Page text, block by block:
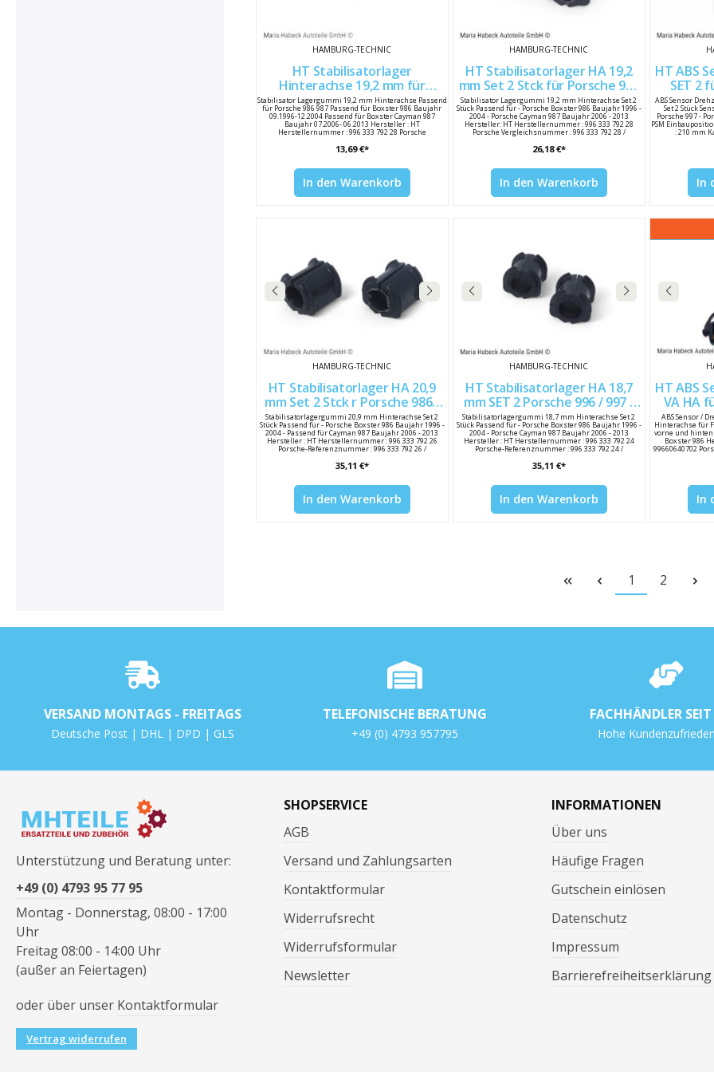
HAMBURG-TECHNIC
HT Stabilisatorlager
Hinterachse 19,2 mm für
Porsche 986 / 987 99633379228
Stabilisator Lagergummi 19,2 mm Hinterachse Passend
für Porsche 986 987 Passend für Boxster 986 Baujahr
09.1996-12.2004 Passend für Boxster Cayman 987
Baujahr 07.2006- 06.2013 Hersteller : HT
Herstellernummer : 996 333 792 28 Porsche
13,69 €*
In den Warenkorb
HAMBURG-TECHNIC
HT Stabilisatorlager HA 19,2
mm Set 2 Stck für Porsche 986
/ 987 99633379228
Stabilisator Lagergummi 19,2 mm Hinterachse Set 2
Stück Passend für - Porsche Boxster 986 Baujahr 1996 -
2004 - Porsche Cayman 987 Baujahr 2006 - 2013
Hersteller: HT Herstellernummer : 996 333 792 28
Porsche Vergleichsnummer : 996 333 792 28 /
26,18 €*
In den Warenkorb
HT ABS
SET 2 für Porsche 996 997
ABS Sensor
Set 2 Stück
Porsche 997 -
PSM
: 210 mm
In
HAMBURG-TECHNIC
HT Stabilisatorlager HA 20,9
mm Set 2 Stck r Porsche 986 /
987 99633379226
Stabilisatorlagergummi 20,9 mm Hinterachse Set 2
Stück Passend für - Porsche Boxster 986 Baujahr 1996 -
2004 - Passend für Cayman 987 Baujahr 2006 - 2013
Hersteller : HT Herstellernummer : 996 333 792 26
Porsche-Referenznummer : 996 333 792 26 /
35,11 €*
In den Warenkorb
HAMBURG-TECHNIC
HT Stabilisatorlager HA 18,7
mm SET 2 Porsche 996 / 997 /
986 99633379224
Stabilisatorlagergummi 18,7 mm Hinterachse Set 2
Stück Passend für - Porsche Boxster 986 Baujahr 1996 -
2004 - Porsche Cayman 987 Baujahr 2006 - 2013
Hersteller : HT Herstellernummer : 996 333 792 24
Porsche-Referenznummer : 996 333 792 24 /
35,11 €*
In den Warenkorb
HT ABS
VA HA für Porsche 996 / 986
ABS Sensor /
Hinterachse für
vorne und hinten
Boxster 986
99660640702
In
1 2
VERSAND MONTAGS - FREITAGS
Deutsche Post | DHL | DPD | GLS
TELEFONISCHE BERATUNG
+49 (0) 4793 957795
FACHHÄNDLER
Hohe
Unterstützung und Beratung unter:
+49 (0) 4793 95 77 95
Montag - Donnerstag, 08:00 - 17:00
Uhr
Freitag 08:00 - 14:00 Uhr
(außer an Feiertagen)
oder über unser Kontaktformular
Vertrag widerrufen
SHOPSERVICE
AGB
Versand und Zahlungsarten
Kontaktformular
Widerrufsrecht
Widerrufsformular
Newsletter
INFORMATIONEN
Über uns
Häufige Fragen
Gutschein einlösen
Datenschutz
Impressum
Barrierefreiheitserklärung